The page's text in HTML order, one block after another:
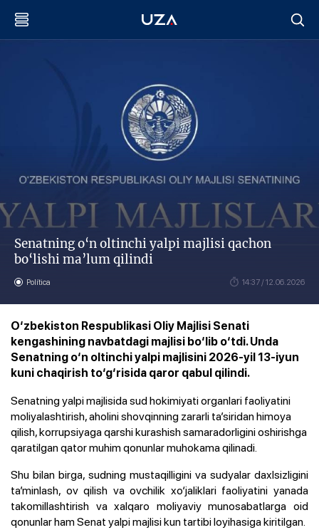
Senatning o‘n oltinchi yalpi majlisi qachon
bo‘lishi ma’lum qilindi
Política 14:37 / 12.06.2026
O‘zbekiston Respublikasi Oliy Majlisi Senati
kengashining navbatdagi majlisi bo‘lib o‘tdi. Unda
Senatning o‘n oltinchi yalpi majlisini 2026-yil 13-iyun
kuni chaqirish to‘g‘risida qaror qabul qilindi.
Senatning yalpi majlisida sud hokimiyati organlari faoliyatini
moliyalashtirish, aholini shovqinning zararli ta’siridan himoya
qilish, korrupsiyaga qarshi kurashish samaradorligini oshirishga
qaratilgan qator muhim qonunlar muhokama qilinadi.
Shu bilan birga, sudning mustaqilligini va sudyalar daxlsizligini
ta’minlash, ov qilish va ovchilik xo‘jaliklari faoliyatini yanada
takomillashtirish va xalqaro moliyaviy munosabatlarga oid
qonunlar ham Senat yalpi majlisi kun tartibi loyihasiga kiritilgan.